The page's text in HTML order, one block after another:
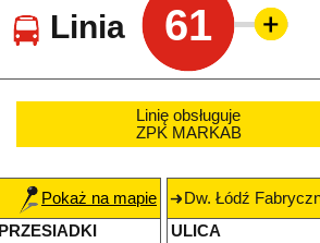
Linia 61
Linię obsługuje
ZPK MARKAB
Pokaż na mapie
PRZESIADKI
Dw. Łódź
ULICA